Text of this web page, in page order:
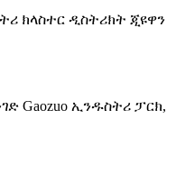
ክላስተር ዲስትሪክት ጂዩዋን
Gaozuo ኢንዱስትሪ ፓርክ,